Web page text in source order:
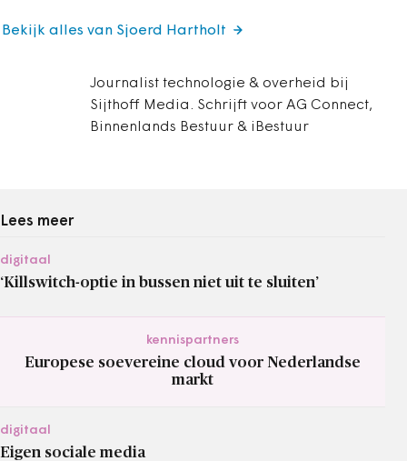
Journalist technologie & overheid bij
Sijthoff Media. Schrijft voor AG Connect,
Binnenlands Bestuur & iBestuur
Bekijk alles van Sjoerd Hartholt
Lees meer
digitaal
‘Killswitch-optie in bussen niet uit te sluiten’
kennispartners
Europese soevereine cloud voor Nederlandse
markt
digitaal
Eigen sociale media